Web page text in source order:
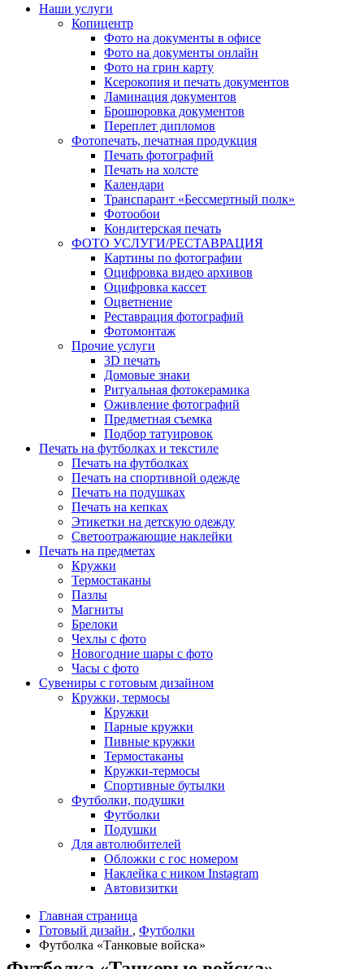
Наши услуги
Копицентр
Фото на документы в офисе
Фото на документы онлайн
Фото на грин карту
Ксерокопия и печать документов
Ламинация документов
Брошюровка документов
Переплет дипломов
Фотопечать, печатная продукция
Печать фотографий
Печать на холсте
Календари
Транспарант «Бессмертный полк»
Фотообои
Кондитерская печать
ФОТО УСЛУГИ/РЕСТАВРАЦИЯ
Картины по фотографии
Оцифровка видео архивов
Оцифровка кассет
Оцветнение
Реставрация фотографий
Фотомонтаж
Прочие услуги
3D печать
Домовые знаки
Ритуальная фотокерамика
Оживление фотографий
Предметная съемка
Подбор татуировок
Печать на футболках и текстиле
Печать на футболках
Печать на спортивной одежде
Печать на подушках
Печать на кепках
Этикетки на детскую одежду
Светоотражающие наклейки
Печать на предметах
Кружки
Термостаканы
Пазлы
Магниты
Брелоки
Чехлы с фото
Новогодние шары с фото
Часы с фото
Сувениры с готовым дизайном
Кружки, термосы
Кружки
Парные кружки
Пивные кружки
Термостаканы
Кружки-термосы
Спортивные бутылки
Футболки, подушки
Футболки
Подушки
Для автолюбителей
Обложки с гос номером
Наклейка с ником Instagram
Автовизитки
Главная страница
Готовый дизайн , Футболки
Футболка «Танковые войска»